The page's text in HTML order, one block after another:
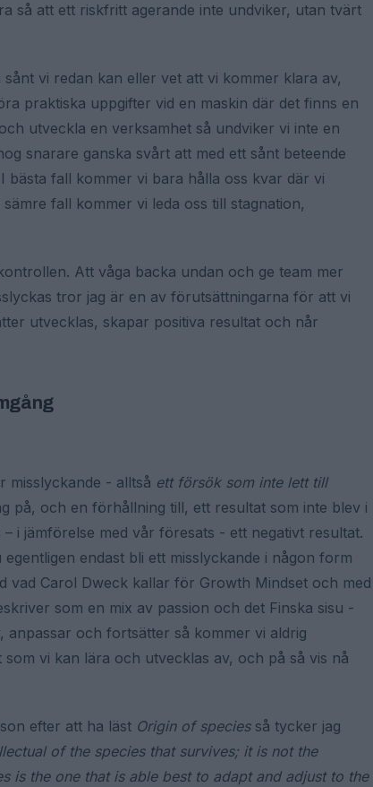
så att ett riskfritt agerande inte undviker, utan tvärt
vi redan kan eller vet att vi kommer klara av,
praktiska uppgifter vid en maskin där det finns en
utveckla en verksamhet så undviker vi inte en
snarare ganska svårt att med ett sånt beteende
bästa fall kommer vi bara hålla oss kvar där vi
fall kommer vi leda oss till stagnation,
Att våga backa undan och ge team mer
tror jag är en av förutsättningarna för att vi
utvecklas, skapar positiva resultat och når
misslyckande - alltså ett försök som inte lett till
på, och en förhållning till, ett resultat som inte blev i
i jämförelse med vår föresats - ett negativt resultat.
endast bli ett misslyckande i någon form
vad Carol Dweck kallar för Growth Mindset och med
som en mix av passion och det Finska sisu -
och fortsätter så kommer vi aldrig
vi kan lära och utvecklas av, och på så vis nå
efter att ha läst Origin of species så tycker jag
of the species that survives; it is not the
is the one that is able best to adapt and adjust to the